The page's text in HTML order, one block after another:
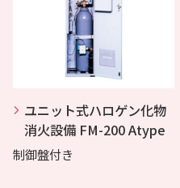
ユニット式ハロゲン化物
消火設備 FM-200 Atype
制御盤付き